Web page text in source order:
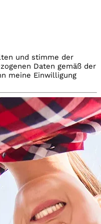
und stimme der
Daten gemäß der
meine Einwilligung